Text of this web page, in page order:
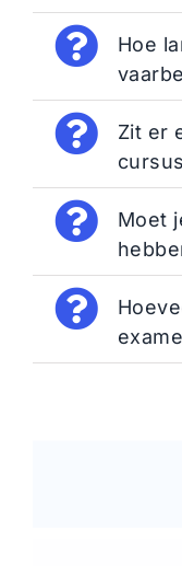
Hoe
Zit er
Moet